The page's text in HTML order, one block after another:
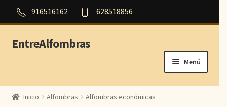
916516162 628518856
Ir
Ir
EntreAlfombras
Menú
Inicio
Inicio Alfombras
Alfombras económicas